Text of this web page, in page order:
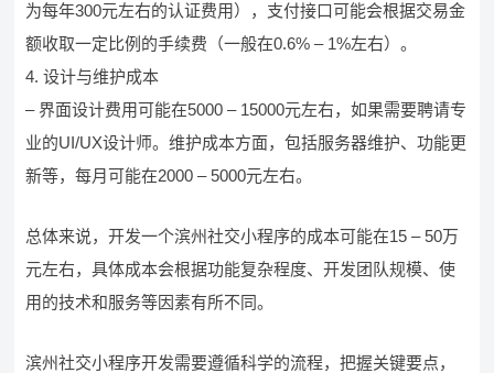
为每年300元左右的认证费用），支付接口可能会根据交易金
额收取一定比例的手续费（一般在0.6% – 1%左右）。
4. 设计与维护成本
– 界面设计费用可能在5000 – 15000元左右，如果需要聘请专
业的UI/UX设计师。维护成本方面，包括服务器维护、功能更
新等，每月可能在2000 – 5000元左右。
总体来说，开发一个滨州社交小程序的成本可能在15 – 50万
元左右，具体成本会根据功能复杂程度、开发团队规模、使
用的技术和服务等因素有所不同。
滨州社交小程序开发需要遵循科学的流程，把握关键要点，